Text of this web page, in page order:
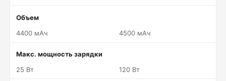
Объем
4400 мАч
4500 мАч
Макс. мощность зарядки
25 Вт
120 Вт